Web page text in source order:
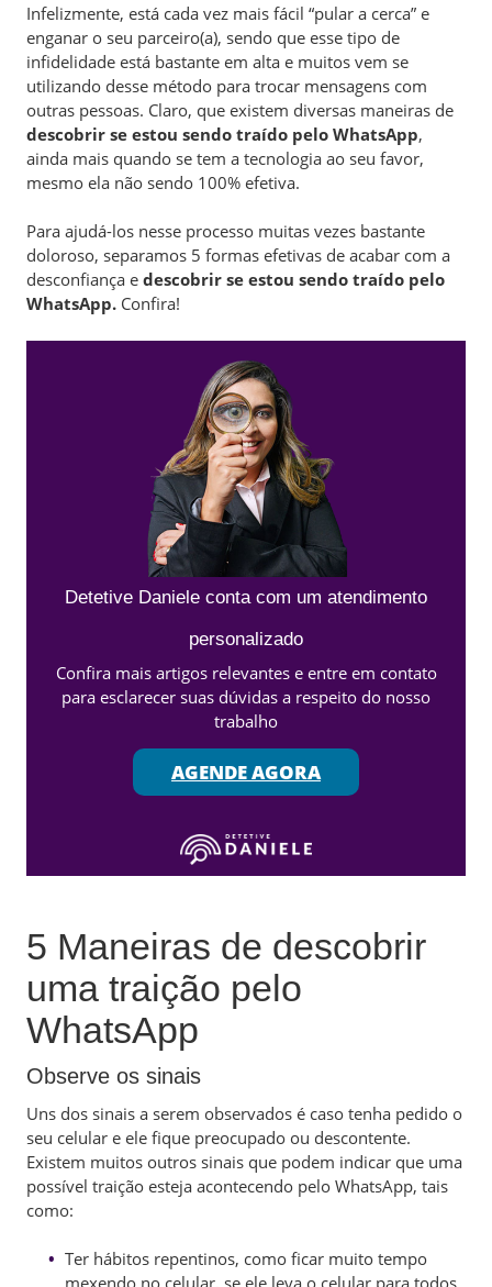
Infelizmente, está cada vez mais fácil “pular a cerca” e
enganar o seu parceiro(a), sendo que esse tipo de
infidelidade está bastante em alta e muitos vem se
utilizando desse método para trocar mensagens com
outras pessoas. Claro, que existem diversas maneiras de
descobrir se estou sendo traído pelo WhatsApp,
ainda mais quando se tem a tecnologia ao seu favor,
mesmo ela não sendo 100% efetiva.
Para ajudá-los nesse processo muitas vezes bastante
doloroso, separamos 5 formas efetivas de acabar com a
desconfiança e descobrir se estou sendo traído pelo
WhatsApp. Confira!
Detetive Daniele conta com um atendimento
personalizado
Confira mais artigos relevantes e entre em contato
para esclarecer suas dúvidas a respeito do nosso
trabalho
AGENDE AGORA
5 Maneiras de descobrir
uma traição pelo
WhatsApp
Observe os sinais
Uns dos sinais a serem observados é caso tenha pedido o
seu celular e ele fique preocupado ou descontente.
Existem muitos outros sinais que podem indicar que uma
possível traição esteja acontecendo pelo WhatsApp, tais
como:
Ter hábitos repentinos, como ficar muito tempo